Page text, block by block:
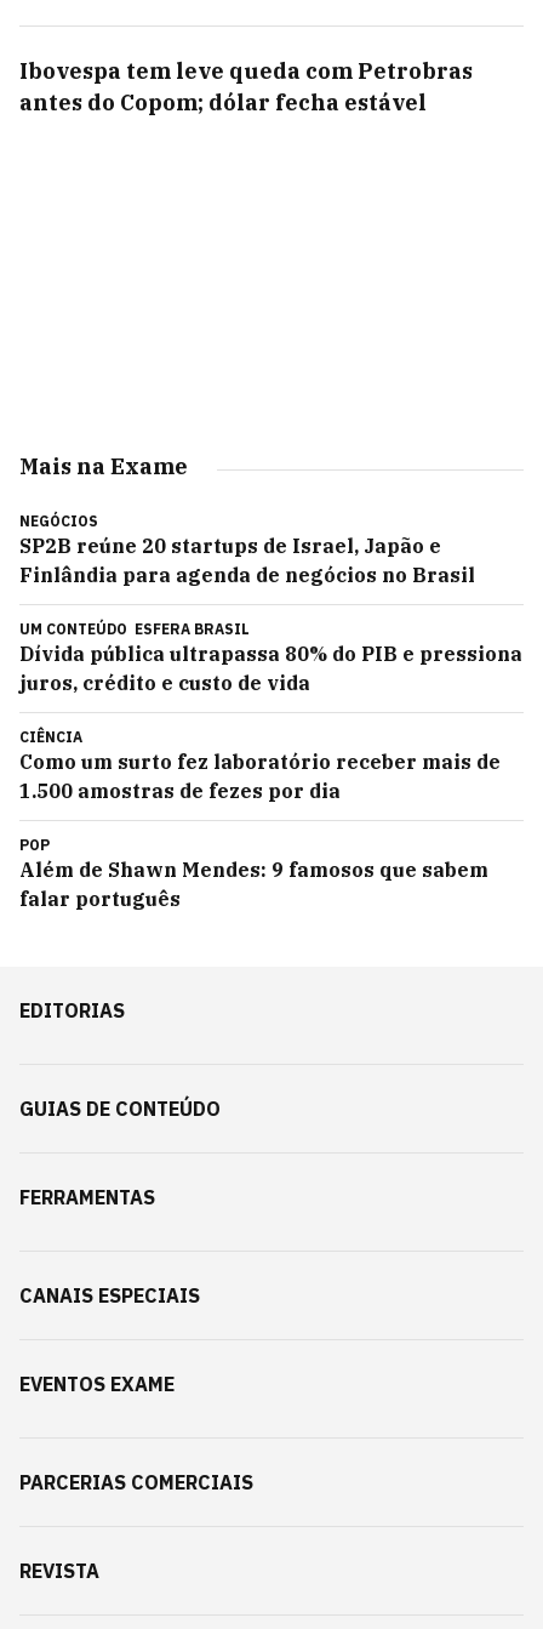
Ibovespa tem leve queda com Petrobras
antes do Copom; dólar fecha estável
Mais na Exame
NEGÓCIOS
SP2B reúne 20 startups de Israel, Japão e
Finlândia para agenda de negócios no Brasil
UM CONTEÚDO ESFERA BRASIL
Dívida pública ultrapassa 80% do PIB e pressiona
juros, crédito e custo de vida
CIÊNCIA
Como um surto fez laboratório receber mais de
1.500 amostras de fezes por dia
POP
Além de Shawn Mendes: 9 famosos que sabem
falar português
EDITORIAS
GUIAS DE CONTEÚDO
FERRAMENTAS
CANAIS ESPECIAIS
EVENTOS EXAME
PARCERIAS COMERCIAIS
REVISTA